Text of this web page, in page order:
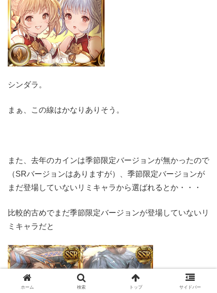
シンダラ。
まぁ、この線はかなりありそう。
また、去年のカインは季節限定バージョンが無かったので
（SRバージョンはありますが）、季節限定バージョンが
まだ登場していないリミキャラから選ばれるとか・・・
比較的古めでまだ季節限定バージョンが登場していないリ
ミキャラだと
ホーム 検索 トップ サイドバー